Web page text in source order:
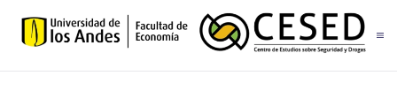
Skip to main content